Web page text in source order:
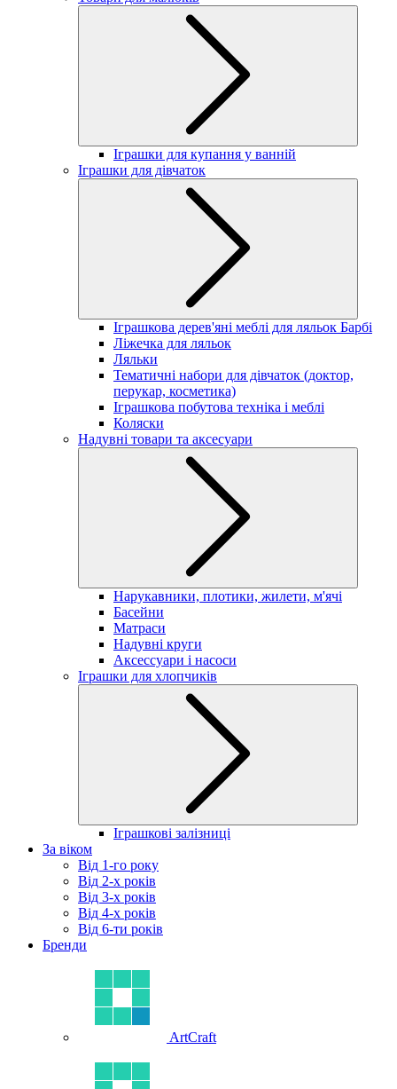
Іграшки для купання у ванній
Іграшки для дівчаток
Іграшкова дерев'яні меблі для ляльок Барбі
Ліжечка для ляльок
Ляльки
Тематичні набори для дівчаток (доктор,
перукар, косметика)
Іграшкова побутова техніка і меблі
Коляски
Надувні товари та аксесуари
Нарукавники, плотики, жилети, м'ячі
Басейни
Матраси
Надувні круги
Аксессуари і насоси
Іграшки для хлопчиків
Іграшкові залізниці
За віком
Від 1-го року
Від 2-х років
Від 3-х років
Від 4-х років
Від 6-ти років
Бренди
ArtCraft